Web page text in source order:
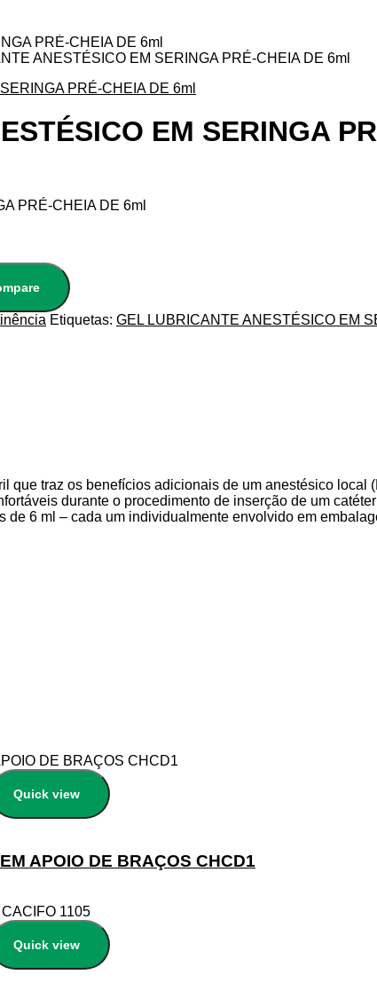
PRÉ-CHEIA DE 6ml
ANESTÉSICO EM SERINGA PRÉ-CHEIA DE 6ml
EM SERINGA
PRÉ-CHEIA DE 6ml
Etiquetas: GEL LUBRICANTE ANESTÉSICO EM
que traz os benefícios adicionais de um anestésico
​​durante o procedimento de inserção de um
de 6 ml – cada um individualmente envolvido em
Quick view
APOIO DE BRAÇOS CHCD1
Quick view